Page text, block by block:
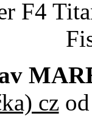
F4
czod